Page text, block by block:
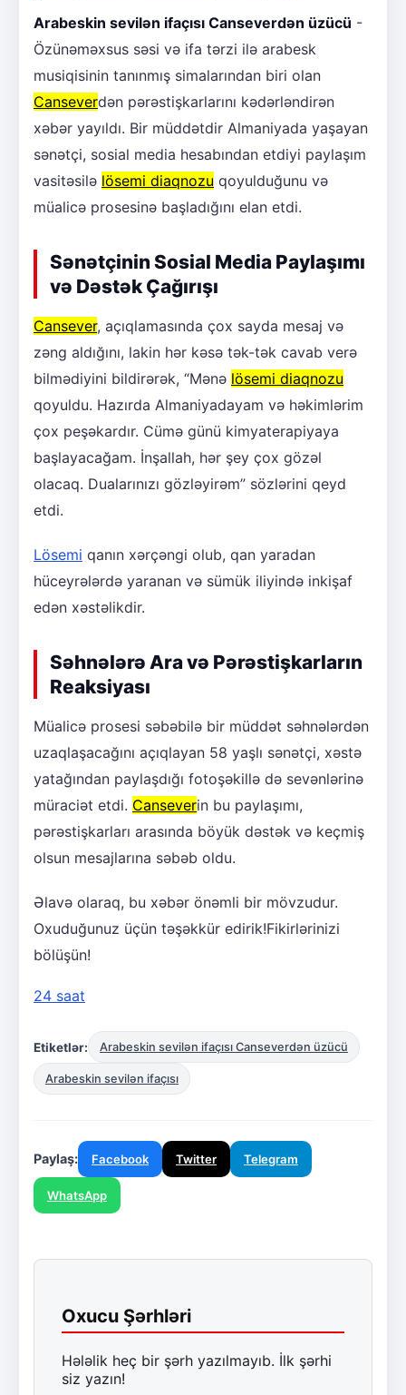
Arabeskin sevilən ifaçısı Canseverdən üzücü -
Özünəməxsus səsi və ifa tərzi ilə arabesk
musiqisinin tanınmış simalarından biri olan
Canseverdən pərəstişkarlarını kədərləndirən
xəbər yayıldı. Bir müddətdir Almaniyada yaşayan
sənətçi, sosial media hesabından etdiyi paylaşım
vasitəsilə lösemi diaqnozu qoyulduğunu və
müalicə prosesinə başladığını elan etdi.
Sənətçinin Sosial Media Paylaşımı
və Dəstək Çağırışı
Cansever, açıqlamasında çox sayda mesaj və
zəng aldığını, lakin hər kəsə tək-tək cavab verə
bilmədiyini bildirərək, “Mənə lösemi diaqnozu
qoyuldu. Hazırda Almaniyadayam və həkimlərim
çox peşəkardır. Cümə günü kimyaterapiyaya
başlayacağam. İnşallah, hər şey çox gözəl
olacaq. Dualarınızı gözləyirəm” sözlərini qeyd
etdi.
Lösemi qanın xərçəngi olub, qan yaradan
hüceyrələrdə yaranan və sümük iliyində inkişaf
edən xəstəlikdir.
Səhnələrə Ara və Pərəstişkarların
Reaksiyası
Müalicə prosesi səbəbilə bir müddət səhnələrdən
uzaqlaşacağını açıqlayan 58 yaşlı sənətçi, xəstə
yatağından paylaşdığı fotoşəkillə də sevənlərinə
müraciət etdi. Canseverin bu paylaşımı,
pərəstişkarları arasında böyük dəstək və keçmiş
olsun mesajlarına səbəb oldu.
Əlavə olaraq, bu xəbər önəmli bir mövzudur.
Oxuduğunuz üçün təşəkkür edirik!Fikirlərinizi
bölüşün!
24 saat
Etiketlər: Arabeskin sevilən ifaçısı Canseverdən üzücü
Arabeskin sevilən ifaçısı
Paylaş: Facebook Twitter Telegram
WhatsApp
Oxucu Şərhləri
Hələlik heç bir şərh yazılmayıb. İlk şərhi
siz yazın!